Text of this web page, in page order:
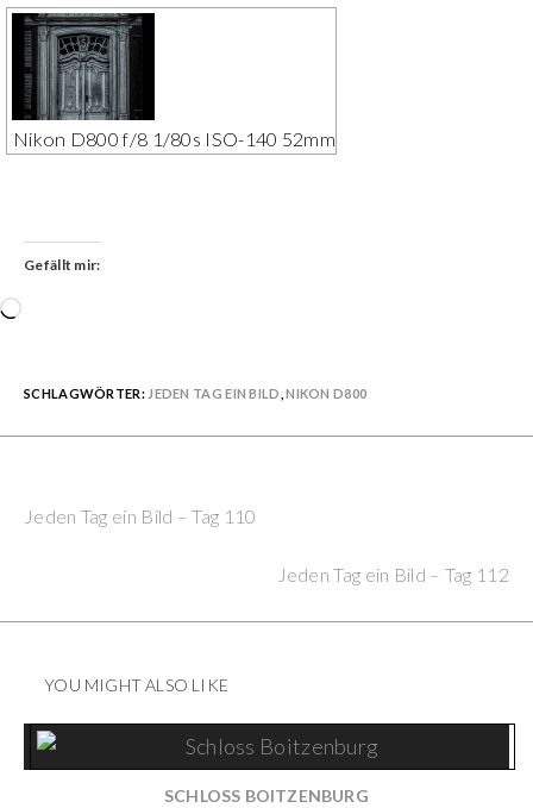
Nikon D800 f/8 1/80s ISO-140 52mm
Gefällt mir:
Wird
SCHLAGWÖRTER: JEDEN TAG EIN BILD ,NIKON D800
Reading
Jeden Tag ein Bild – Tag 110
Jeden Tag ein Bild – Tag 112
YOU MIGHT ALSO LIKE
SCHLOSS BOITZENBURG